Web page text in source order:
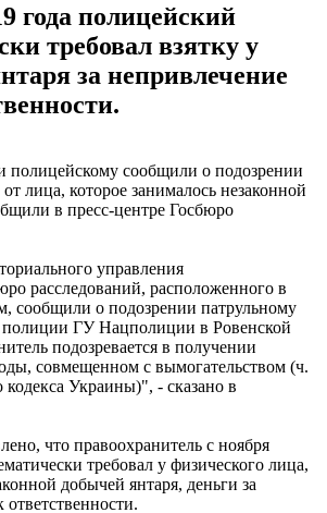
года полицейский
требовал взятку у
за непривлечение
полицейскому сообщили о подозрении
лица, которое занималось незаконной
в пресс-центре Госбюро
управления
расследований, расположенного в
сообщили о подозрении патрульному
полиции ГУ Нацполиции в Ровенской
подозревается в получении
совмещенном с вымогательством (ч.
кодекса Украины)", - сказано в
что правоохранитель с ноября
требовал у физического лица,
добычей янтаря, деньги за